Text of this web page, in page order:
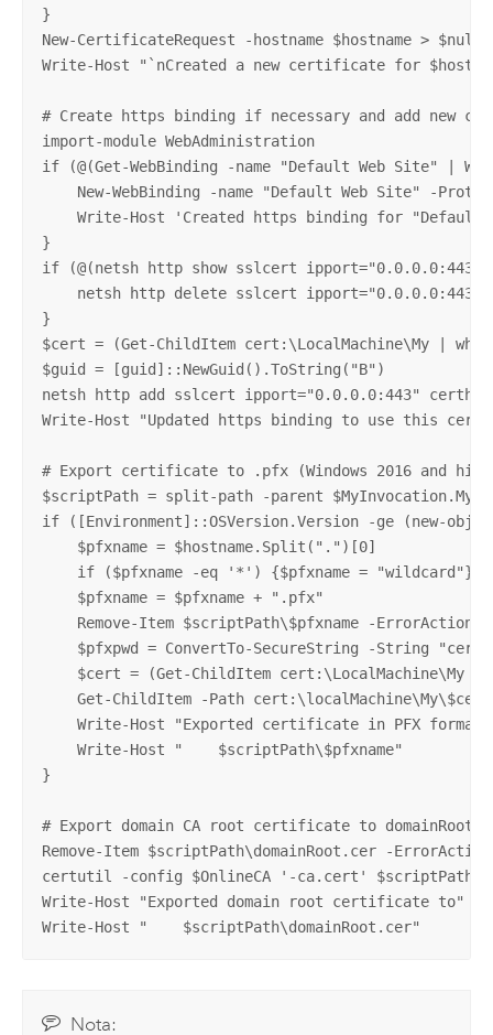
}
New-CertificateRequest -hostname $hostname > $null
Write-Host "`nCreated a new certificate for
# Create https binding if necessary and add new
import-module WebAdministration
if (@(Get-WebBinding -name "Default Web Site" |
New-WebBinding -name "Default Web Site" -
Write-Host 'Created https binding for "Default
}
if (@(netsh http show sslcert
netsh http delete sslcert ipport="0.0.0.0:443"
}
$cert = (Get-ChildItem cert:\LocalMachine\My |
$guid = [guid]::NewGuid().ToString("B")
netsh http add sslcert ipport="0.0.0.0:443"
Write-Host "Updated https binding to use this
# Export certificate to .pfx (Windows 2016 and
$scriptPath = split-path -parent
if ([Environment]::OSVersion.Version -ge (new-
    $pfxname = $hostname.Split(".")[0]
    if ($pfxname -eq '*') {$pfxname = "wildcard"}
    $pfxname = $pfxname + ".pfx"
Remove-Item $scriptPath\$pfxname -ErrorAction
$pfxpwd = ConvertTo-SecureString -String
$cert = (Get-ChildItem cert:\LocalMachine\My
Get-ChildItem -Path
Write-Host "Exported certificate in PFX format
    Write-Host "    $scriptPath\$pfxname"
}
# Export domain CA root certificate to
Remove-Item $scriptPath\domainRoot.cer -
certutil -config $OnlineCA '-ca.cert'
Write-Host "Exported domain root certificate to"
Write-Host "    $scriptPath\domainRoot.cer"
Nota: